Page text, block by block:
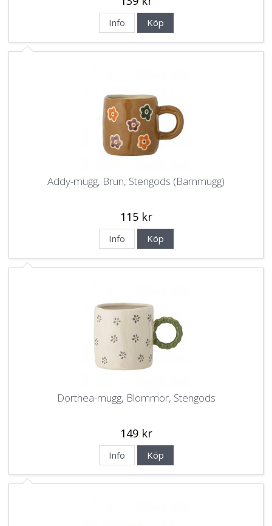
Info Köp
Addy-mugg, Brun, Stengods (Barnmugg)
115 kr
Info Köp
Dorthea-mugg, Blommor, Stengods
149 kr
Info Köp